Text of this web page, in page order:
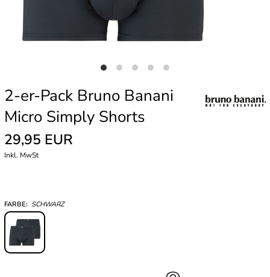
2-er-Pack Bruno Banani
Micro Simply Shorts
29,95 EUR
Inkl. MwSt
FARBE: SCHWARZ